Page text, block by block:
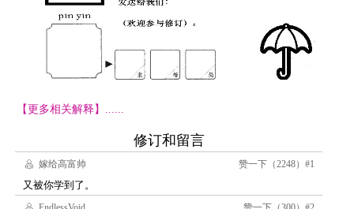
【更多相关解释】......